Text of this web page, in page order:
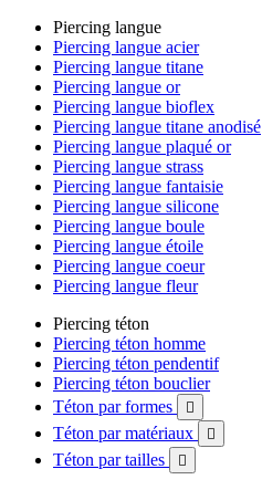
Piercing langue
Piercing langue acier
Piercing langue titane
Piercing langue or
Piercing langue bioflex
Piercing langue titane anodisé
Piercing langue plaqué or
Piercing langue strass
Piercing langue fantaisie
Piercing langue silicone
Piercing langue boule
Piercing langue étoile
Piercing langue coeur
Piercing langue fleur
Piercing téton
Piercing téton homme
Piercing téton pendentif
Piercing téton bouclier
Téton par formes

Téton par matériaux 
Téton par tailles 